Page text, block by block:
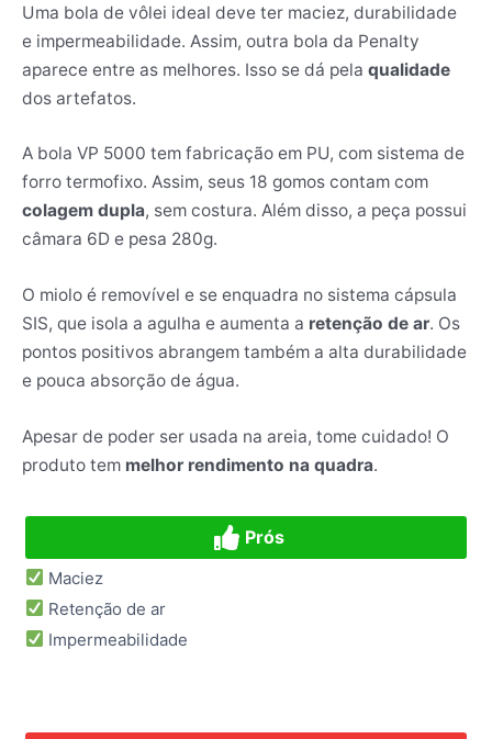
Uma bola de vôlei ideal deve ter maciez, durabilidade
e impermeabilidade. Assim, outra bola da Penalty
aparece entre as melhores. Isso se dá pela qualidade
dos artefatos.
A bola VP 5000 tem fabricação em PU, com sistema de
forro termofixo. Assim, seus 18 gomos contam com
colagem dupla, sem costura. Além disso, a peça possui
câmara 6D e pesa 280g.
O miolo é removível e se enquadra no sistema cápsula
SIS, que isola a agulha e aumenta a retenção de ar. Os
pontos positivos abrangem também a alta durabilidade
e pouca absorção de água.
Apesar de poder ser usada na areia, tome cuidado! O
produto tem melhor rendimento na quadra.
Prós
Maciez
Retenção de ar
Impermeabilidade